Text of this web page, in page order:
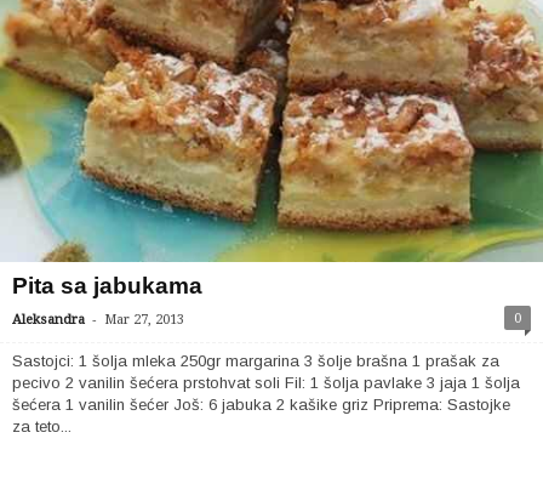
Pita sa jabukama
Aleksandra - Mar 27, 2013 0
Sastojci: 1 šolja mleka 250gr margarina 3 šolje brašna 1 prašak za
pecivo 2 vanilin šećera prstohvat soli Fil: 1 šolja pavlake 3 jaja 1 šolja
šećera 1 vanilin šećer Još: 6 jabuka 2 kašike griz Priprema: Sastojke
za teto...